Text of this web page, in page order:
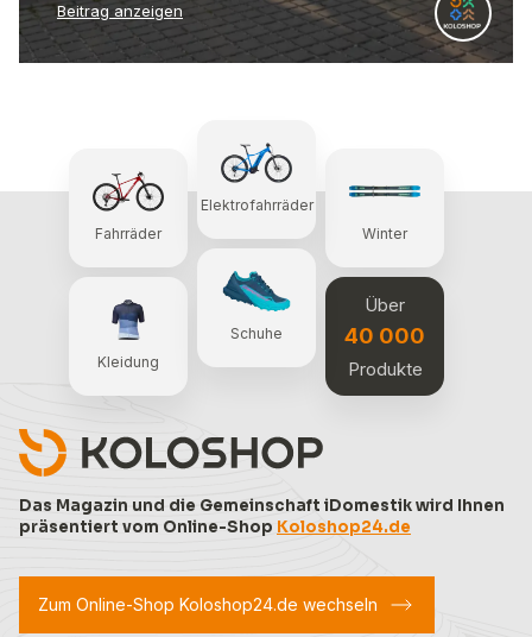
Beitrag anzeigen
Das Magazin und die Gemeinschaft iDomestik wird Ihnen
präsentiert vom Online-Shop Koloshop24.de
Fahrräder
Elektrofahrräder
Winter
Kleidung
Schuhe
Über
40 000
Produkte
Zum Online-Shop Koloshop24.de wechseln